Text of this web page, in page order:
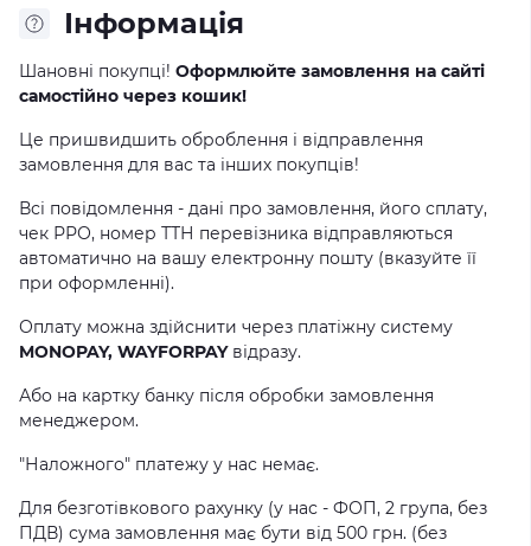
Інформація
Шановні покупці! Оформлюйте замовлення на сайті
самостійно через кошик!
Це пришвидшить оброблення і відправлення
замовлення для вас та інших покупців!
Всі повідомлення - дані про замовлення, його сплату,
чек РРО, номер ТТН перевізника відправляються
автоматично на вашу електронну пошту (вказуйте її
при оформленні).
Оплату можна здійснити через платіжну систему
MONOPAY, WAYFORPAYвідразу.
Або на картку банку після обробки замовлення
менеджером.
"Наложного" платежу у нас немає.
Для безготівкового рахунку (у нас - ФОП, 2 група, без
ПДВ) сума замовлення має бути від 500 грн. (без